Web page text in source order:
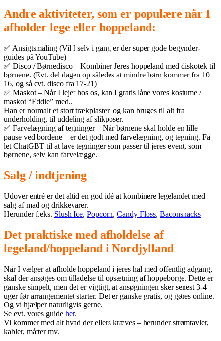
Andre aktiviteter, som er populære når I
afholder lege eller hoppeland:
✅ Ansigtsmaling (Vil I selv i gang er der super gode begynder-
guides på YouTube)
✅ Disco / Børnedisco – Kombiner Jeres hoppeland med diskotek til
børnene. (Evt. del dagen op således at mindre børn kommer fra 10-
16, og så evt. disco fra 17-21)
✅ Maskot – Når I lejer hos os, kan I gratis låne vores kostume /
maskot “Eddie” med..
Han er normalt et stort trækplaster, og kan bruges til alt fra
underholding, til uddeling af slikposer.
✅ Farvelægning af tegninger – Når børnene skal holde en lille
pause ved bordene – er det godt med farvelægning, og tegning. Få
let ChatGBT til at lave tegninger som passer til jeres event, som
børnene, selv kan farvelægge.
Salg / indtjening
Udover entré er det altid en god idé at kombinere legelandet med
salg af mad og drikkevarer.
Herunder f.eks. Slush Ice, Popcorn, Candy Floss, Baconsnacks
Det praktiske med afholdelse af
legeland/hoppeland i Nordjylland
Når I vælger at afholde hoppeland i jeres hal med offentlig adgang,
skal der ansøges om tilladelse til opsætning af hoppeborge. Dette er
ganske simpelt, men det er vigtigt, at ansøgningen sker senest 3‑4
uger før arrangementet starter. Det er ganske gratis, og gøres online.
Og vi hjælper naturligvis gerne.
Se evt. vores guide her.
Vi kommer med alt hvad der ellers kræves – herunder strømtavler,
kabler, måtter mv.